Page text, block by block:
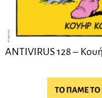
ANTIVIRUS 128 –